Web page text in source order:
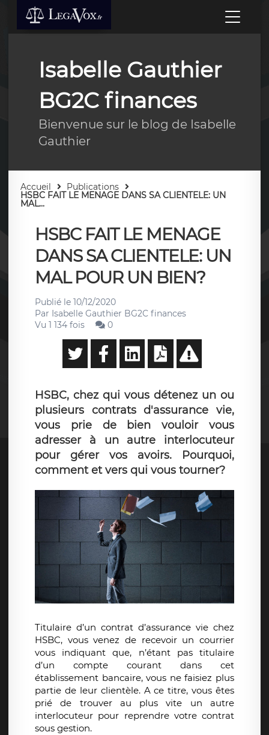
Isabelle Gauthier
BG2C finances
Bienvenue sur le blog de Isabelle
Gauthier
Accueil Publications
HSBC FAIT LE MENAGE DANS SA CLIENTELE: UN
MAL...
HSBC FAIT LE MENAGE
DANS SA CLIENTELE: UN
MAL POUR UN BIEN?
Publié le 10/12/2020
Par Isabelle Gauthier BG2C finances
Vu 1 134 fois
0
HSBC, chez qui vous détenez un ou
plusieurs contrats d'assurance vie,
vous prie de bien vouloir vous
adresser à un autre interlocuteur
pour gérer vos avoirs. Pourquoi,
comment et vers qui vous tourner?
Titulaire d’un contrat d’assurance vie chez
HSBC, vous venez de recevoir un courrier
vous indiquant que, n’étant pas titulaire
d’un compte courant dans cet
établissement bancaire, vous ne faisiez plus
partie de leur clientèle. A ce titre, vous êtes
prié de trouver au plus vite un autre
interlocuteur pour reprendre votre contrat
sous gestion.